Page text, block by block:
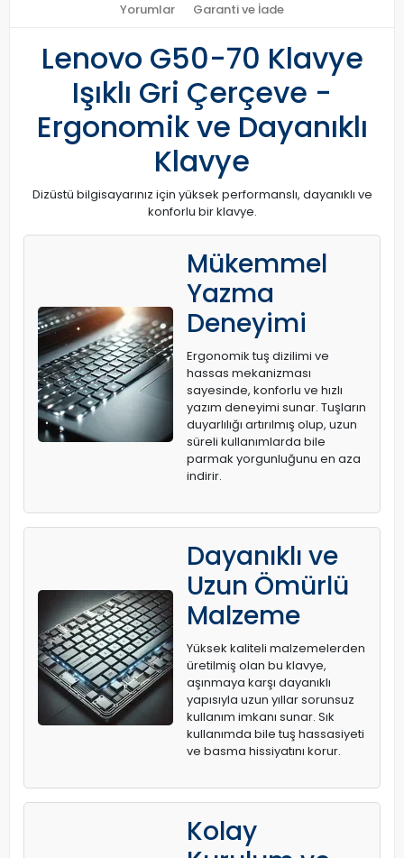
Yorumlar Garanti ve İade
Lenovo G50-70 Klavye
Işıklı Gri Çerçeve -
Ergonomik ve Dayanıklı
Klavye
Dizüstü bilgisayarınız için yüksek performanslı, dayanıklı ve
konforlu bir klavye.
Mükemmel
Yazma
Deneyimi
Ergonomik tuş dizilimi ve
hassas mekanizması
sayesinde, konforlu ve hızlı
yazım deneyimi sunar. Tuşların
duyarlılığı artırılmış olup, uzun
süreli kullanımlarda bile
parmak yorgunluğunu en aza
indirir.
Dayanıklı ve
Uzun Ömürlü
Malzeme
Yüksek kaliteli malzemelerden
üretilmiş olan bu klavye,
aşınmaya karşı dayanıklı
yapısıyla uzun yıllar sorunsuz
kullanım imkanı sunar. Sık
kullanımda bile tuş hassasiyeti
ve basma hissiyatını korur.
Kolay